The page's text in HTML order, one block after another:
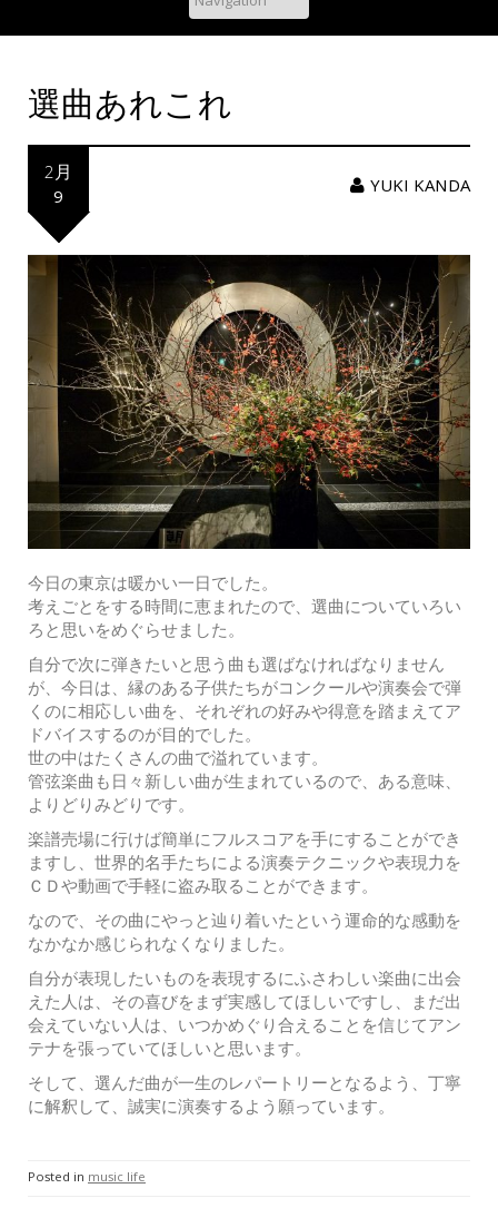
選曲あれこれ
2月
9
YUKI KANDA
今日の東京は暖かい一日でした。
考えごとをする時間に恵まれたので、選曲についていろい
ろと思いをめぐらせました。
自分で次に弾きたいと思う曲も選ばなければなりません
が、今日は、縁のある子供たちがコンクールや演奏会で弾
くのに相応しい曲を、それぞれの好みや得意を踏まえてア
ドバイスするのが目的でした。
世の中はたくさんの曲で溢れています。
管弦楽曲も日々新しい曲が生まれているので、ある意味、
よりどりみどりです。
楽譜売場に行けば簡単にフルスコアを手にすることができ
ますし、世界的名手たちによる演奏テクニックや表現力を
ＣＤや動画で手軽に盗み取ることができます。
なので、その曲にやっと辿り着いたという運命的な感動を
なかなか感じられなくなりました。
自分が表現したいものを表現するにふさわしい楽曲に出会
えた人は、その喜びをまず実感してほしいですし、まだ出
会えていない人は、いつかめぐり合えることを信じてアン
テナを張っていてほしいと思います。
そして、選んだ曲が一生のレパートリーとなるよう、丁寧
に解釈して、誠実に演奏するよう願っています。
Posted in music life